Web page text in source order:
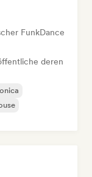
FunkDance
deren